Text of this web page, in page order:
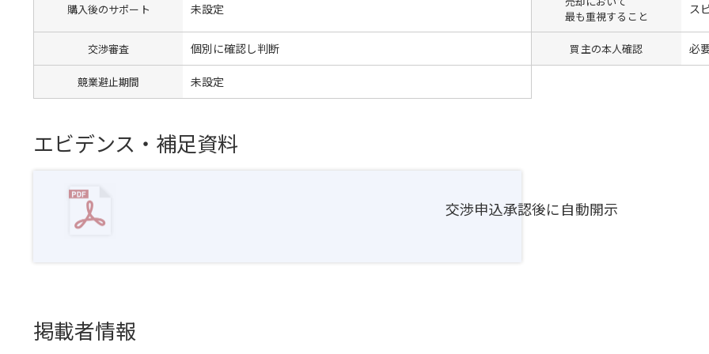
購入後のサポート 未設定
最も重視すること
ス
交渉審査 個別に確認し判断 買主の本人確認 必
競業避止期間 未設定
エビデンス・補足資料
交渉申込承認後に自動開示
掲載者情報